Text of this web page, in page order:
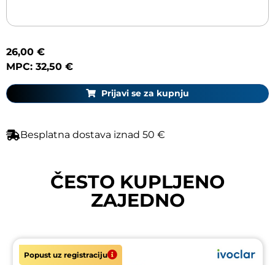
26,00 €
MPC: 32,50 €
Prijavi se za kupnju
Besplatna dostava iznad 50 €
ČESTO KUPLJENO
ZAJEDNO
Popust uz registraciju